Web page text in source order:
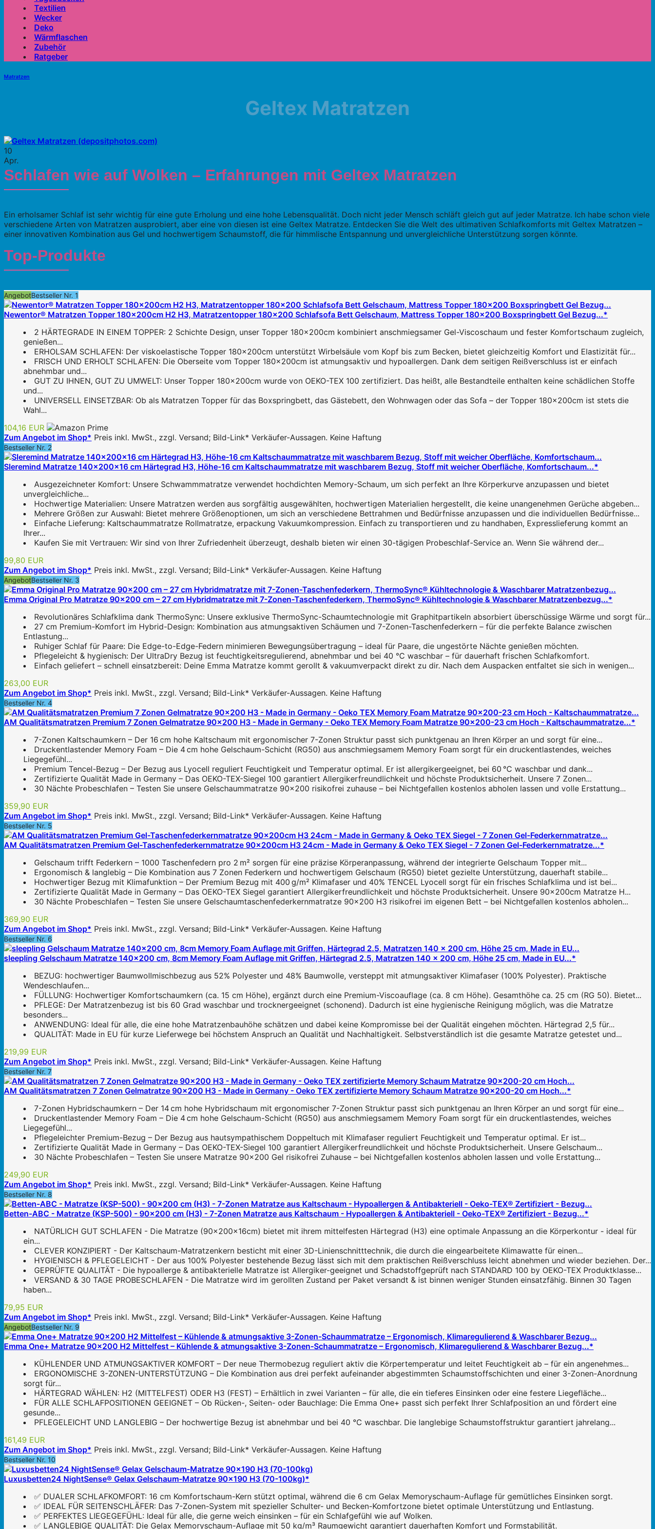
Textilien
Wecker
Deko
Wärmflaschen
Zubehör
Ratgeber
Matratzen
Geltex Matratzen
10
Apr.
Schlafen wie auf Wolken – Erfahrungen mit Geltex Matratzen
Ein erholsamer Schlaf ist sehr wichtig für eine gute Erholung und eine hohe Lebensqualität. Doch nicht jeder Mensch schläft gleich gut auf jeder Matratze. Ich habe schon viele
verschiedene Arten von Matratzen ausprobiert, aber eine von diesen ist eine Geltex Matratze. Entdecken Sie die Welt des ultimativen Schlafkomforts mit Geltex Matratzen –
einer innovativen Kombination aus Gel und hochwertigem Schaumstoff, die für himmlische Entspannung und unvergleichliche Unterstützung sorgen könnte.
Top-Produkte
AngebotBestseller Nr. 1
Newentor® Matratzen Topper 180x200cm H2 H3, Matratzentopper 180x200 Schlafsofa Bett Gelschaum, Mattress Topper 180x200 Boxspringbett Gel Bezug...*
2 HÄRTEGRADE IN EINEM TOPPER: 2 Schichte Design, unser Topper 180x200cm kombiniert anschmiegsamer Gel-Viscoschaum und fester Komfortschaum zugleich,
genießen...
ERHOLSAM SCHLAFEN: Der viskoelastische Topper 180x200cm unterstützt Wirbelsäule vom Kopf bis zum Becken, bietet gleichzeitig Komfort und Elastizität für...
FRISCH UND ERHOLT SCHLAFEN: Die Oberseite vom Topper 180x200cm ist atmungsaktiv und hypoallergen. Dank dem seitigen Reißverschluss ist er einfach
abnehmbar und...
GUT ZU IHNEN, GUT ZU UMWELT: Unser Topper 180x200cm wurde von OEKO-TEX 100 zertifiziert. Das heißt, alle Bestandteile enthalten keine schädlichen Stoffe
und...
UNIVERSELL EINSETZBAR: Ob als Matratzen Topper für das Boxspringbett, das Gästebett, den Wohnwagen oder das Sofa – der Topper 180x200cm ist stets die
Wahl...
104,16 EUR
Zum Angebot im Shop* Preis inkl. MwSt., zzgl. Versand; Bild-Link* Verkäufer-Aussagen. Keine Haftung
Bestseller Nr. 2
Sleremind Matratze 140x200x16 cm Härtegrad H3, Höhe-16 cm Kaltschaummatratze mit waschbarem Bezug, Stoff mit weicher Oberfläche, Komfortschaum...*
Ausgezeichneter Komfort: Unsere Schwammmatratze verwendet hochdichten Memory-Schaum, um sich perfekt an Ihre Körperkurve anzupassen und bietet
unvergleichliche...
Hochwertige Materialien: Unsere Matratzen werden aus sorgfältig ausgewählten, hochwertigen Materialien hergestellt, die keine unangenehmen Gerüche abgeben...
Mehrere Größen zur Auswahl: Bietet mehrere Größenoptionen, um sich an verschiedene Bettrahmen und Bedürfnisse anzupassen und die individuellen Bedürfnisse...
Einfache Lieferung: Kaltschaummatratze Rollmatratze, erpackung Vakuumkompression. Einfach zu transportieren und zu handhaben, Expresslieferung kommt an
Ihrer...
Kaufen Sie mit Vertrauen: Wir sind von Ihrer Zufriedenheit überzeugt, deshalb bieten wir einen 30-tägigen Probeschlaf-Service an. Wenn Sie während der...
99,80 EUR
Zum Angebot im Shop* Preis inkl. MwSt., zzgl. Versand; Bild-Link* Verkäufer-Aussagen. Keine Haftung
AngebotBestseller Nr. 3
Emma Original Pro Matratze 90x200 cm – 27 cm Hybridmatratze mit 7-Zonen-Taschenfederkern, ThermoSync® Kühltechnologie & Waschbarer Matratzenbezug...*
Revolutionäres Schlafklima dank ThermoSync: Unsere exklusive ThermoSync-Schaumtechnologie mit Graphitpartikeln absorbiert überschüssige Wärme und sorgt für...
27 cm Premium-Komfort im Hybrid-Design: Kombination aus atmungsaktiven Schäumen und 7-Zonen-Taschenfederkern – für die perfekte Balance zwischen
Entlastung...
Ruhiger Schlaf für Paare: Die Edge-to-Edge-Federn minimieren Bewegungsübertragung – ideal für Paare, die ungestörte Nächte genießen möchten.
Pflegeleicht & hygienisch: Der UltraDry Bezug ist feuchtigkeitsregulierend, abnehmbar und bei 40 °C waschbar – für dauerhaft frischen Schlafkomfort.
Einfach geliefert – schnell einsatzbereit: Deine Emma Matratze kommt gerollt & vakuumverpackt direkt zu dir. Nach dem Auspacken entfaltet sie sich in wenigen...
263,00 EUR
Zum Angebot im Shop* Preis inkl. MwSt., zzgl. Versand; Bild-Link* Verkäufer-Aussagen. Keine Haftung
Bestseller Nr. 4
AM Qualitätsmatratzen Premium 7 Zonen Gelmatratze 90x200 H3 - Made in Germany - Oeko TEX Memory Foam Matratze 90x200-23 cm Hoch - Kaltschaummatratze...*
7-Zonen Kaltschaumkern – Der 16 cm hohe Kaltschaum mit ergonomischer 7-Zonen Struktur passt sich punktgenau an Ihren Körper an und sorgt für eine...
Druckentlastender Memory Foam – Die 4 cm hohe Gelschaum-Schicht (RG50) aus anschmiegsamem Memory Foam sorgt für ein druckentlastendes, weiches
Liegegefühl...
Premium Tencel-Bezug – Der Bezug aus Lyocell reguliert Feuchtigkeit und Temperatur optimal. Er ist allergikergeeignet, bei 60 °C waschbar und dank...
Zertifizierte Qualität Made in Germany – Das OEKO-TEX-Siegel 100 garantiert Allergikerfreundlichkeit und höchste Produktsicherheit. Unsere 7 Zonen...
30 Nächte Probeschlafen – Testen Sie unsere Gelschaummatratze 90x200 risikofrei zuhause – bei Nichtgefallen kostenlos abholen lassen und volle Erstattung...
359,90 EUR
Zum Angebot im Shop* Preis inkl. MwSt., zzgl. Versand; Bild-Link* Verkäufer-Aussagen. Keine Haftung
Bestseller Nr. 5
AM Qualitätsmatratzen Premium Gel-Taschenfederkernmatratze 90x200cm H3 24cm - Made in Germany & Oeko TEX Siegel - 7 Zonen Gel-Federkernmatratze...*
Gelschaum trifft Federkern – 1000 Taschenfedern pro 2 m² sorgen für eine präzise Körperanpassung, während der integrierte Gelschaum Topper mit...
Ergonomisch & langlebig – Die Kombination aus 7 Zonen Federkern und hochwertigem Gelschaum (RG50) bietet gezielte Unterstützung, dauerhaft stabile...
Hochwertiger Bezug mit Klimafunktion – Der Premium Bezug mit 400 g/m² Klimafaser und 40% TENCEL Lyocell sorgt für ein frisches Schlafklima und ist bei...
Zertifizierte Qualität Made in Germany – Das OEKO-TEX Siegel garantiert Allergikerfreundlichkeit und höchste Produktsicherheit. Unsere 90x200cm Matratze H...
30 Nächte Probeschlafen – Testen Sie unsere Gelschaumtaschenfederkernmatratze 90x200 H3 risikofrei im eigenen Bett – bei Nichtgefallen kostenlos abholen...
369,90 EUR
Zum Angebot im Shop* Preis inkl. MwSt., zzgl. Versand; Bild-Link* Verkäufer-Aussagen. Keine Haftung
Bestseller Nr. 6
sleepling Gelschaum Matratze 140x200 cm, 8cm Memory Foam Auflage mit Griffen, Härtegrad 2.5, Matratzen 140 x 200 cm, Höhe 25 cm, Made in EU...*
BEZUG: hochwertiger Baumwollmischbezug aus 52% Polyester und 48% Baumwolle, versteppt mit atmungsaktiver Klimafaser (100% Polyester). Praktische
Wendeschlaufen...
FÜLLUNG: Hochwertiger Komfortschaumkern (ca. 15 cm Höhe), ergänzt durch eine Premium-Viscoauflage (ca. 8 cm Höhe). Gesamthöhe ca. 25 cm (RG 50). Bietet...
PFLEGE: Der Matratzenbezug ist bis 60 Grad waschbar und trocknergeeignet (schonend). Dadurch ist eine hygienische Reinigung möglich, was die Matratze
besonders...
ANWENDUNG: Ideal für alle, die eine hohe Matratzenbauhöhe schätzen und dabei keine Kompromisse bei der Qualität eingehen möchten. Härtegrad 2,5 für...
QUALITÄT: Made in EU für kurze Lieferwege bei höchstem Anspruch an Qualität und Nachhaltigkeit. Selbstverständlich ist die gesamte Matratze getestet und...
219,99 EUR
Zum Angebot im Shop* Preis inkl. MwSt., zzgl. Versand; Bild-Link* Verkäufer-Aussagen. Keine Haftung
Bestseller Nr. 7
AM Qualitätsmatratzen 7 Zonen Gelmatratze 90x200 H3 - Made in Germany - Oeko TEX zertifizierte Memory Schaum Matratze 90x200-20 cm Hoch...*
7-Zonen Hybridschaumkern – Der 14 cm hohe Hybridschaum mit ergonomischer 7-Zonen Struktur passt sich punktgenau an Ihren Körper an und sorgt für eine...
Druckentlastender Memory Foam – Die 4 cm hohe Gelschaum-Schicht (RG50) aus anschmiegsamem Memory Foam sorgt für ein druckentlastendes, weiches
Liegegefühl...
Pflegeleichter Premium-Bezug – Der Bezug aus hautsympathischem Doppeltuch mit Klimafaser reguliert Feuchtigkeit und Temperatur optimal. Er ist...
Zertifizierte Qualität Made in Germany – Das OEKO-TEX-Siegel 100 garantiert Allergikerfreundlichkeit und höchste Produktsicherheit. Unsere Gelschaum...
30 Nächte Probeschlafen – Testen Sie unsere Matratze 90x200 Gel risikofrei Zuhause – bei Nichtgefallen kostenlos abholen lassen und volle Erstattung...
249,90 EUR
Zum Angebot im Shop* Preis inkl. MwSt., zzgl. Versand; Bild-Link* Verkäufer-Aussagen. Keine Haftung
Bestseller Nr. 8
Betten-ABC - Matratze (KSP-500) - 90x200 cm (H3) - 7-Zonen Matratze aus Kaltschaum - Hypoallergen & Antibakteriell - Oeko-TEX® Zertifiziert - Bezug...*
NATÜRLICH GUT SCHLAFEN - Die Matratze (90x200x16cm) bietet mit ihrem mittelfesten Härtegrad (H3) eine optimale Anpassung an die Körperkontur - ideal für
ein...
CLEVER KONZIPIERT - Der Kaltschaum-Matratzenkern besticht mit einer 3D-Linienschnitttechnik, die durch die eingearbeitete Klimawatte für einen...
HYGIENISCH & PFLEGELEICHT - Der aus 100% Polyester bestehende Bezug lässt sich mit dem praktischen Reißverschluss leicht abnehmen und wieder beziehen. Der...
GEPRÜFTE QUALITÄT - Die hypoallerge & antibakterielle Matratze ist Allergiker-geeignet und Schadstoffgeprüft nach STANDARD 100 by OEKO-TEX Produktklasse...
VERSAND & 30 TAGE PROBESCHLAFEN - Die Matratze wird im gerollten Zustand per Paket versandt & ist binnen weniger Stunden einsatzfähig. Binnen 30 Tagen
haben...
79,95 EUR
Zum Angebot im Shop* Preis inkl. MwSt., zzgl. Versand; Bild-Link* Verkäufer-Aussagen. Keine Haftung
AngebotBestseller Nr. 9
Emma One+ Matratze 90x200 H2 Mittelfest – Kühlende & atmungsaktive 3-Zonen-Schaummatratze – Ergonomisch, Klimaregulierend & Waschbarer Bezug...*
KÜHLENDER UND ATMUNGSAKTIVER KOMFORT – Der neue Thermobezug reguliert aktiv die Körpertemperatur und leitet Feuchtigkeit ab – für ein angenehmes...
ERGONOMISCHE 3-ZONEN-UNTERSTÜTZUNG – Die Kombination aus drei perfekt aufeinander abgestimmten Schaumstoffschichten und einer 3-Zonen-Anordnung
sorgt für...
HÄRTEGRAD WÄHLEN: H2 (MITTELFEST) ODER H3 (FEST) – Erhältlich in zwei Varianten – für alle, die ein tieferes Einsinken oder eine festere Liegefläche...
FÜR ALLE SCHLAFPOSITIONEN GEEIGNET – Ob Rücken-, Seiten- oder Bauchlage: Die Emma One+ passt sich perfekt Ihrer Schlafposition an und fördert eine
gesunde...
PFLEGELEICHT UND LANGLEBIG – Der hochwertige Bezug ist abnehmbar und bei 40 °C waschbar. Die langlebige Schaumstoffstruktur garantiert jahrelang...
161,49 EUR
Zum Angebot im Shop* Preis inkl. MwSt., zzgl. Versand; Bild-Link* Verkäufer-Aussagen. Keine Haftung
Bestseller Nr. 10
Luxusbetten24 NightSense® Gelax Gelschaum-Matratze 90x190 H3 (70-100kg)*
✅ DUALER SCHLAFKOMFORT: 16 cm Komfortschaum-Kern stützt optimal, während die 6 cm Gelax Memoryschaum-Auflage für gemütliches Einsinken sorgt.
✅ IDEAL FÜR SEITENSCHLÄFER: Das 7-Zonen-System mit spezieller Schulter- und Becken-Komfortzone bietet optimale Unterstützung und Entlastung.
✅ PERFEKTES LIEGEGEFÜHL: Ideal für alle, die gerne weich einsinken – für ein Schlafgefühl wie auf Wolken.
✅ LANGLEBIGE QUALITÄT: Die Gelax Memoryschaum-Auflage mit 50 kg/m³ Raumgewicht garantiert dauerhaften Komfort und Formstabilität.